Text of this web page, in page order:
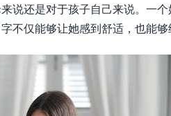
说还是对于孩子自己来说。一
不仅能够让她感到舒适，也能够